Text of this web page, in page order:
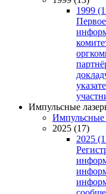
1999
Импульсные
Импульсные
2025 (17)
2025